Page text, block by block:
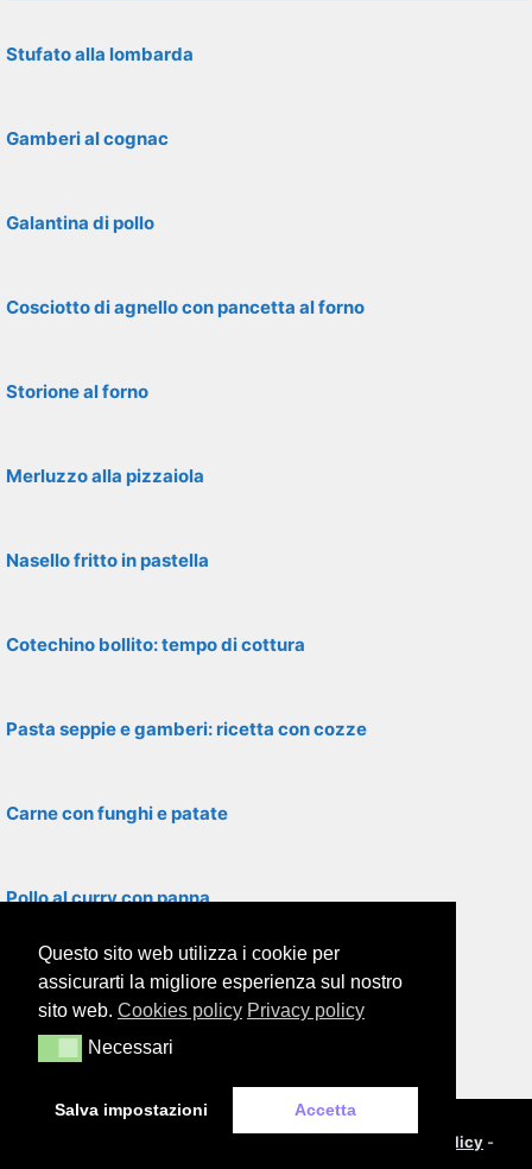
Stufato alla lombarda
Gamberi al cognac
Galantina di pollo
Cosciotto di agnello con pancetta al forno
Storione al forno
Merluzzo alla pizzaiola
Nasello fritto in pastella
Cotechino bollito: tempo di cottura
Pasta seppie e gamberi: ricetta con cozze
Carne con funghi e patate
Pollo al curry con panna
Fegato di vitello al limone
Filetti di rombo con asparagi
Privacy policy -
Questo sito web utilizza i cookie per
assicurarti la migliore esperienza sul nostro
sito web. Cookies policy Privacy policy
NecessariNecessari
Salva impostazioni Accetta